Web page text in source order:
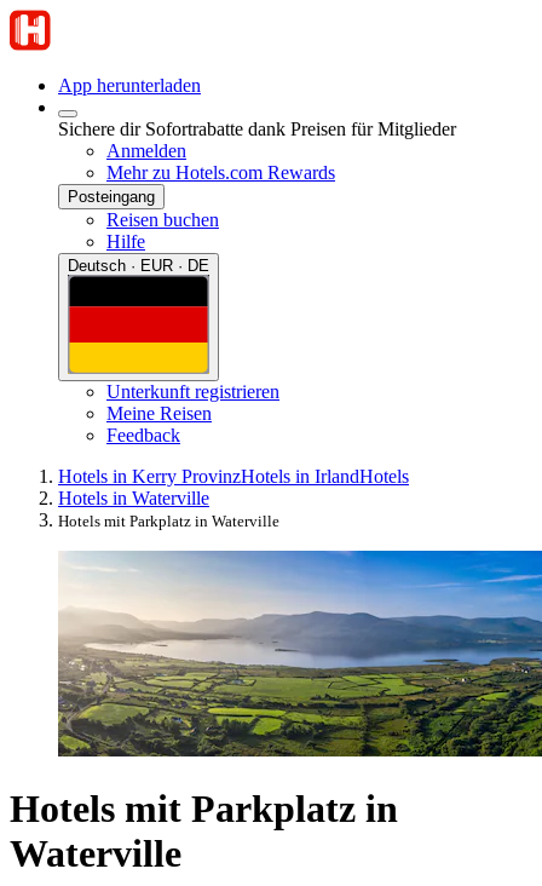
App herunterladen
Sichere dir Sofortrabatte dank Preisen für Mitglieder
Anmelden
Mehr zu Hotels.com Rewards
Posteingang
Reisen buchen
Hilfe
Deutsch · EUR · DE
Unterkunft registrieren
Meine Reisen
Feedback
Hotels in Kerry ProvinzHotels in IrlandHotels
Hotels in Waterville
Hotels mit Parkplatz in Waterville
Hotels mit Parkplatz in
Waterville